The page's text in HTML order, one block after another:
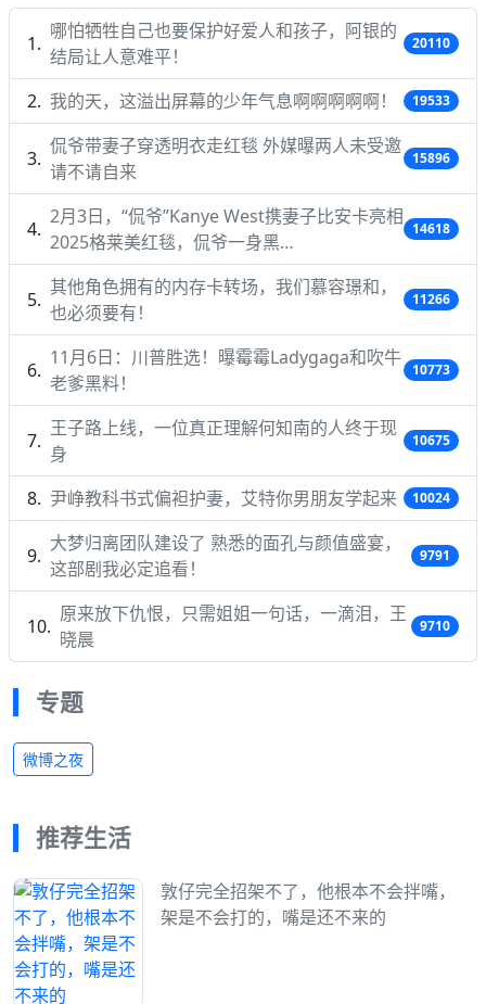
哪怕牺牲自己也要保护好爱人和孩子，阿银的
结局让人意难平！
20110
我的天，这溢出屏幕的少年气息啊啊啊啊啊！ 19533
侃爷带妻子穿透明衣走红毯 外媒曝两人未受邀
请不请自来
15896
2月3日，“侃爷”Kanye West携妻子比安卡亮相
2025格莱美红毯，侃爷一身黑…
14618
其他角色拥有的内存卡转场，我们慕容璟和，
也必须要有！
11266
11月6日：川普胜选！曝霉霉Ladygaga和吹牛
老爹黑料！
10773
王子路上线，一位真正理解何知南的人终于现
身
10675
尹峥教科书式偏袒护妻，艾特你男朋友学起来 10024
大梦归离团队建设了 熟悉的面孔与颜值盛宴，
这部剧我必定追看！
9791
原来放下仇恨，只需姐姐一句话，一滴泪，王
晓晨
9710
专题
微博之夜
推荐生活
敦仔完全招架不了，他根本不会拌嘴，
架是不会打的，嘴是还不来的